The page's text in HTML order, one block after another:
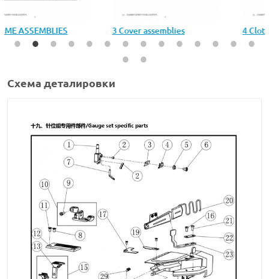
3 Cover assemblies 4 Cloth plate assemblies
Схема деталировки